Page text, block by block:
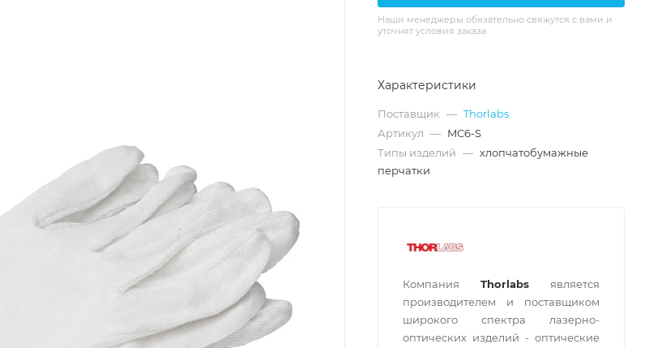
Наши менеджеры обязательно свяжутся с вами и
уточнят условия заказа
Характеристики
Поставщик — Thorlabs
Артикул — MC6-S
Типы изделий — хлопчатобумажные
перчатки
Компания Thorlabs является
производителем и поставщиком
широкого спектра лазерно-
оптических изделий - оптические